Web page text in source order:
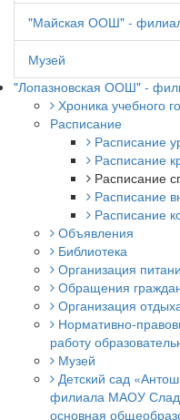
"Майская ООШ" -
Музей
"Лопазновская ООШ" -
Хроника учебного
Расписание
Расписание
Расписание
Расписание
Расписание
Расписание
Объявления
Библиотека
Организация
Обращения
Организация
Нормативно-
работу
Музей
Детский сад
филиала МАОУ
основная